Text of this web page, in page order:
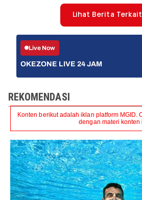
Lihat Berita Terkait
Live Now
OKEZONE LIVE 24 JAM